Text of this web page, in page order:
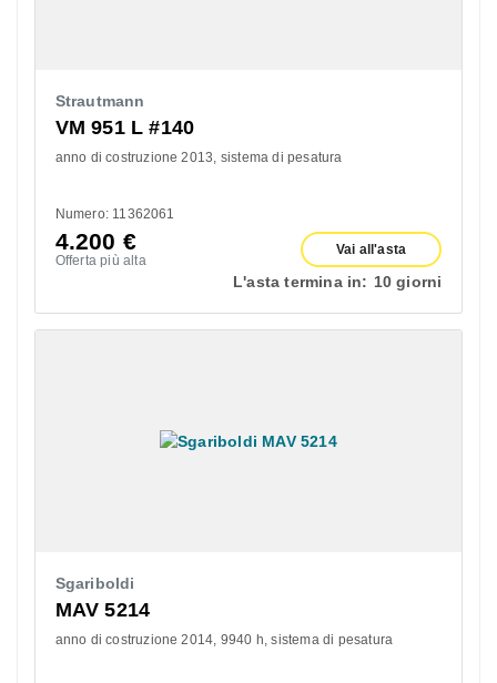
Strautmann
VM 951 L #140
anno di costruzione 2013 sistema di pesatura
Numero: 11362061
4.200 €
Offerta più alta
Vai all'asta
L'asta termina in: 10 giorni
Sgariboldi
MAV 5214
anno di costruzione 2014 9940 h sistema di pesatura